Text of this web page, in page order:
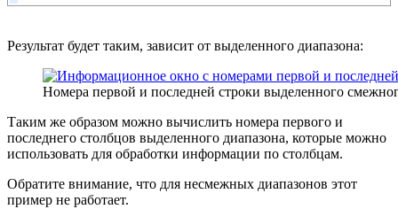
Результат будет таким, зависит от выделенного диапазона:
Номера первой и последней строки выделенного
Таким же образом можно вычислить номера первого и
последнего столбцов выделенного диапазона, которые можно
использовать для обработки информации по столбцам.
Обратите внимание, что для несмежных диапазонов этот
пример не работает.